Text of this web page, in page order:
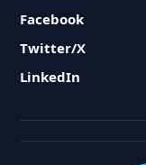
Facebook
Twitter/X
LinkedIn